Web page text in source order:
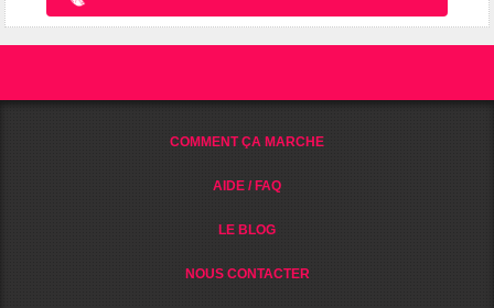
COMMENT ÇA MARCHE
AIDE / FAQ
LE BLOG
NOUS CONTACTER